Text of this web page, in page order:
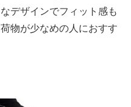
デザインでフィット感も
物が少なめの人におすす